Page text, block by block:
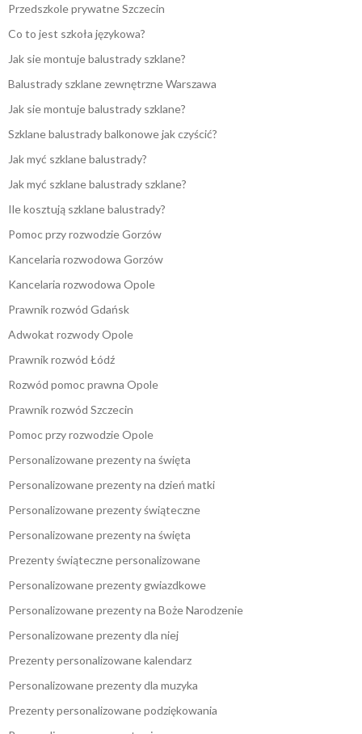
Przedszkole prywatne Szczecin
Co to jest szkoła językowa?
Jak sie montuje balustrady szklane?
Balustrady szklane zewnętrzne Warszawa
Jak sie montuje balustrady szklane?
Szklane balustrady balkonowe jak czyścić?
Jak myć szklane balustrady?
Jak myć szklane balustrady szklane?
Ile kosztują szklane balustrady?
Pomoc przy rozwodzie Gorzów
Kancelaria rozwodowa Gorzów
Kancelaria rozwodowa Opole
Prawnik rozwód Gdańsk
Adwokat rozwody Opole
Prawnik rozwód Łódź
Rozwód pomoc prawna Opole
Prawnik rozwód Szczecin
Pomoc przy rozwodzie Opole
Personalizowane prezenty na święta
Personalizowane prezenty na dzień matki
Personalizowane prezenty świąteczne
Personalizowane prezenty na święta
Prezenty świąteczne personalizowane
Personalizowane prezenty gwiazdkowe
Personalizowane prezenty na Boże Narodzenie
Personalizowane prezenty dla niej
Prezenty personalizowane kalendarz
Personalizowane prezenty dla muzyka
Prezenty personalizowane podziękowania